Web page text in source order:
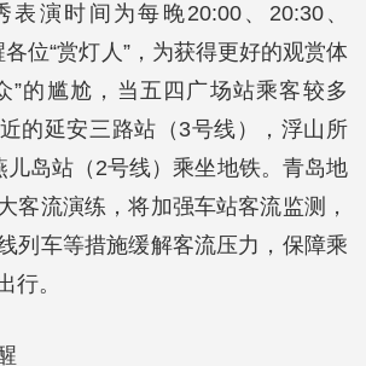
演时间为每晚20:00、20:30、
位“赏灯人”，为获得更好的观赏体
”的尴尬，当五四广场站乘客较多
的延安三路站（3号线），浮山所
儿岛站（2号线）乘坐地铁。青岛地
客流演练，将加强车站客流监测，
列车等措施缓解客流压力，保障乘
行。